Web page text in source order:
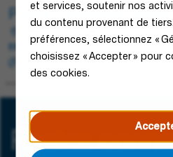
et services, soutenir nos
du contenu provenant de
préférences, sélectionnez «
choisissez « Accepter » pour
des cookies.
People Solutions Senior
Blieskastel, Allemagne
Human Resources
Permanent
Restez